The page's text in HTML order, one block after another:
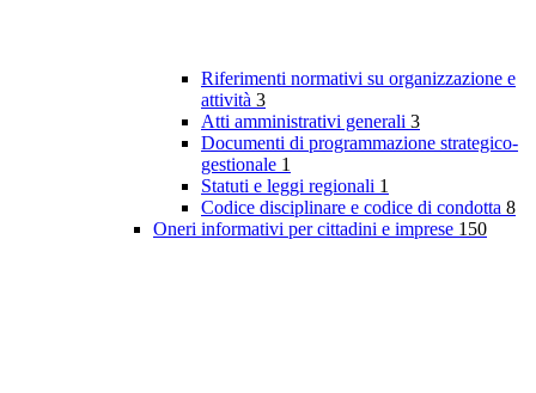
Riferimenti normativi su organizzazione e
attività 3
Atti amministrativi generali 3
Documenti di programmazione strategico-
gestionale 1
Statuti e leggi regionali 1
Codice disciplinare e codice di condotta 8
Oneri informativi per cittadini e imprese 150